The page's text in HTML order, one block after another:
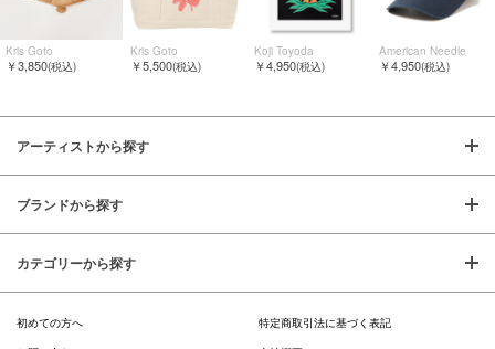
Kris Goto
￥3,850(税込)
Kris Goto
￥5,500(税込)
Koji Toyoda
￥4,950(税込)
American Needle
￥4,950(税込)
アーティストから探す
ブランドから探す
カテゴリーから探す
初めての方へ
特定商取引法に基づく表記